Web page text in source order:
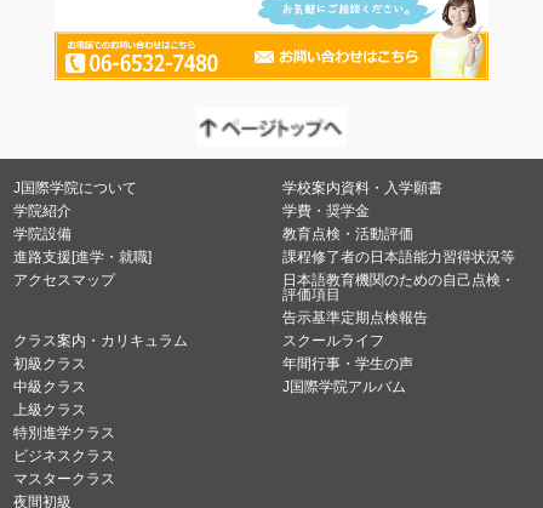
J国際学院について
学院紹介
学院設備
進路支援[進学・就職]
アクセスマップ
学校案内資料・入学願書
学費・奨学金
教育点検・活動評価
課程修了者の日本語能力習得状況等
日本語教育機関のための自己点検・
評価項目
告示基準定期点検報告
クラス案内・カリキュラム
初級クラス
中級クラス
上級クラス
特別進学クラス
ビジネスクラス
マスタークラス
夜間初級
スクールライフ
年間行事・学生の声
J国際学院アルバム